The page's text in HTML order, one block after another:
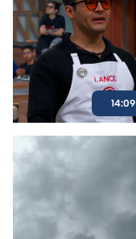
14:09